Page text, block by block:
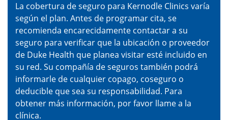
La cobertura de seguro para Kernodle Clinics varía
según el plan. Antes de programar cita, se
recomienda encarecidamente contactar a su
seguro para verificar que la ubicación o proveedor
de Duke Health que planea visitar esté incluido en
su red. Su compañía de seguros también podrá
informarle de cualquier copago, coseguro o
deducible que sea su responsabilidad. Para
obtener más información, por favor llame a la
clínica.